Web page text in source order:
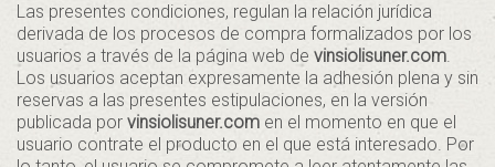
Las presentes condiciones, regulan la relación jurídica
derivada de los procesos de compra formalizados por los
usuarios a través de la página web de vinsiolisuner.com.
Los usuarios aceptan expresamente la adhesión plena y sin
reservas a las presentes estipulaciones, en la versión
publicada por vinsiolisuner.com en el momento en que el
usuario contrate el producto en el que está interesado. Por